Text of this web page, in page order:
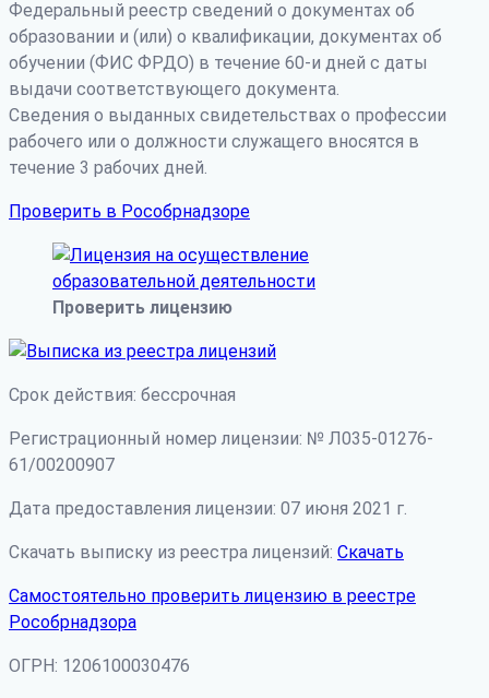
Федеральный реестр сведений о документах об
образовании и (или) о квалификации, документах об
обучении (ФИС ФРДО) в течение 60-и дней с даты
выдачи соответствующего документа.
Сведения о выданных свидетельствах о профессии
рабочего или о должности служащего вносятся в
течение 3 рабочих дней.
Проверить в Рособрнадзоре
Проверить лицензию
Срок действия: бессрочная
Регистрационный номер лицензии: № Л035-01276-
61/00200907
Дата предоставления лицензии: 07 июня 2021 г.
Скачать выписку из реестра лицензий: Скачать
Самостоятельно проверить лицензию в реестре
Рособрнадзора
ОГРН: 1206100030476